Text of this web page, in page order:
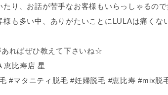
り、お話が苦手なお客様もいらっしゃるの
も多い中、ありがたいことにLULAは痛く
あればぜひ教えて下さいね☆
恵比寿店 星
#マタニティ脱毛 #妊婦脱毛 #恵比寿 #mix脱